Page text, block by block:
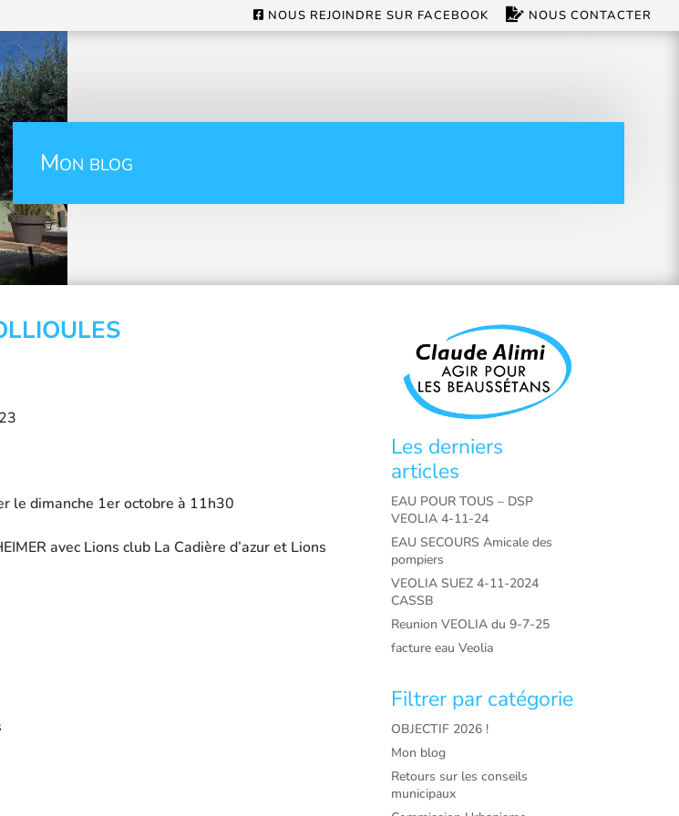
NOUS REJOINDRE SUR FACEBOOK NOUS CONTACTER
Mon blog
le dimanche 1er octobre à 11h30
avec Lions club La Cadière d’azur et Lions
Les derniers
articles
EAU POUR TOUS – DSP
VEOLIA 4-11-24
EAU SECOURS Amicale des
pompiers
VEOLIA SUEZ 4-11-2024
CASSB
Reunion VEOLIA du 9-7-25
facture eau Veolia
Filtrer par catégorie
OBJECTIF 2026 !
Mon blog
Retours sur les conseils
municipaux